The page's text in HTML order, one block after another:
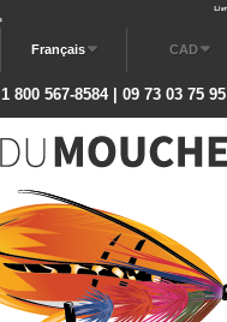
CAD
Français
1 800 567-8584 | 09 73 03 75 95